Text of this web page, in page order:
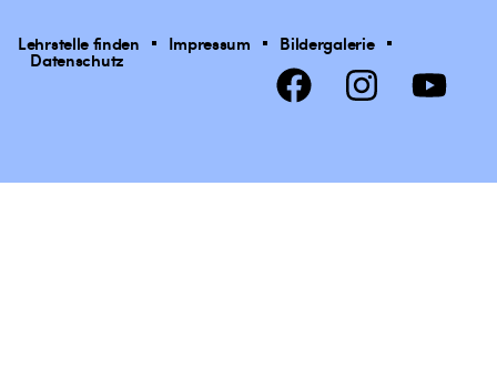
Lehrstelle finden Impressum Bildergalerie
Datenschutz